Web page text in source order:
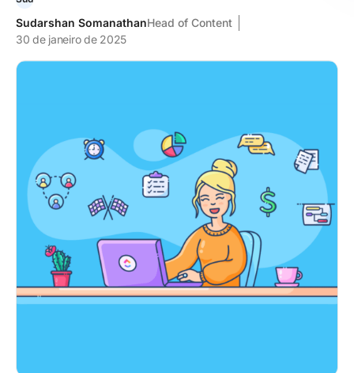
Sudarshan SomanathanHead of Content
30 de janeiro de 2025